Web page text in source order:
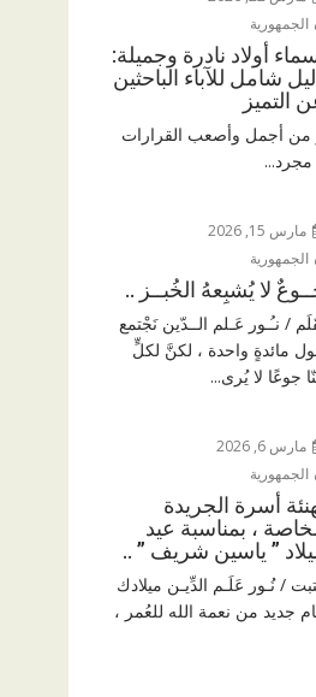
الجمهورية
أولاد نادرة وجميلة:
شامل للآباء الباحثين
التميز
من أجمل وأصعب القرارات
مجرد...
مارس 15, 2026
الجمهورية
لا يُشبِعهُ الخُبــز ..
/ نـُـور عَـلم الــدّين نَجْتمع
مائدةٍ واحدة ، لكنَّ لكلٍّ
جوعًا لا يُرى...
مارس 6, 2026
الجمهورية
أسرة الجريدة
، بمناسبة عيد
” ياسين شريف ” ..
/ نُـور عَلَـم الدِّيـن ميلادك
جديد من نعمة الله للعُمر ،